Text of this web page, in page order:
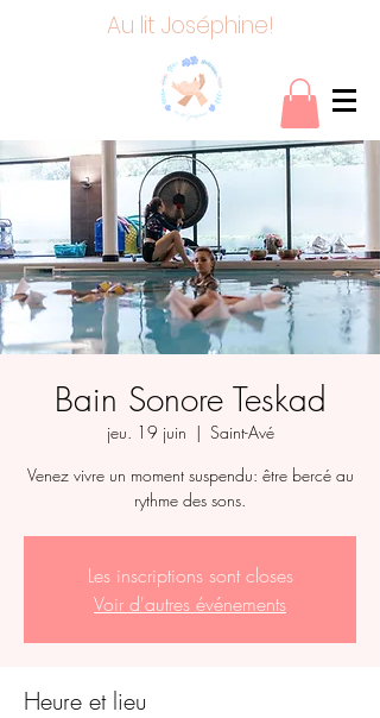
Au lit Joséphine!
Bain Sonore Teskad
jeu. 19 juin
  |
Saint-Avé
Venez vivre un moment suspendu: être bercé au
rythme des sons.
Les inscriptions sont closes
Voir d'autres événements
Heure et lieu